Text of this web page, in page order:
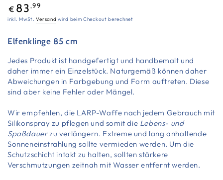
Regulärer
Preis
€ 83 ,99
inkl. MwSt.Versand wird beim Checkout berechnet
Elfenklinge 85 cm
Jedes Produkt ist handgefertigt und handbemalt und
daher immer ein Einzelstück. Naturgemäß können daher
Abweichungen in Farbgebung und Form auftreten. Diese
sind aber keine Fehler oder Mängel.
Wir empfehlen, die LARP-Waffe nach jedem Gebrauch mit
Silikonspray zu pflegen und somit die Lebens- und
Spaßdauerzu verlängern. Extreme und lang anhaltende
Sonneneinstrahlung sollte vermieden werden. Um die
Schutzschicht intakt zu halten, sollten stärkere
Verschmutzungen zeitnah mit Wasser entfernt werden.